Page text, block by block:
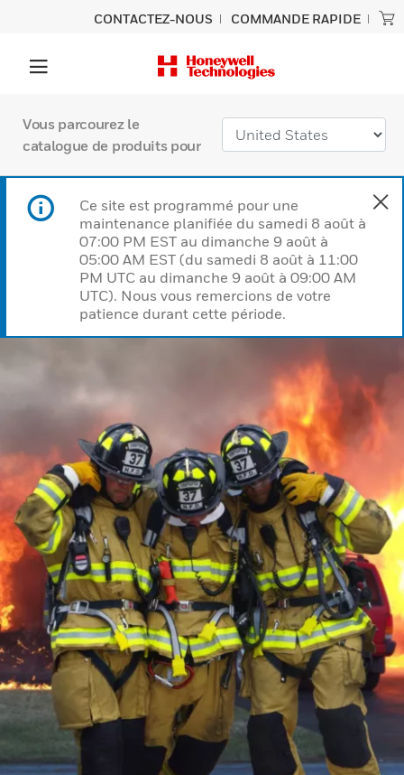
CONTACTEZ-NOUS COMMANDE RAPIDE
Vous parcourez le
catalogue de produits pour
Ce site est programmé pour une
maintenance planifiée du samedi 8 août à
07:00 PM EST au dimanche 9 août à
05:00 AM EST (du samedi 8 août à 11:00
PM UTC au dimanche 9 août à 09:00 AM
UTC). Nous vous remercions de votre
patience durant cette période.